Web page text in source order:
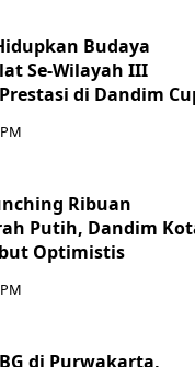
Budaya
Se-Wilayah III
di Dandim
Ribuan
Putih, Dandim
Optimistis
di Purwakarta,